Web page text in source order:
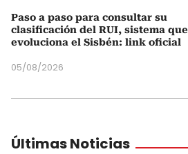
Paso a paso para consultar su
clasificación del RUI, sistema que
evoluciona el Sisbén: link oficial
05/08/2026
Últimas Noticias